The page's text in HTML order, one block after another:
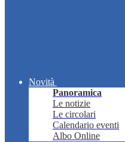
Novità
Panoramica
Le notizie
Le circolari
Calendario eventi
Albo Online